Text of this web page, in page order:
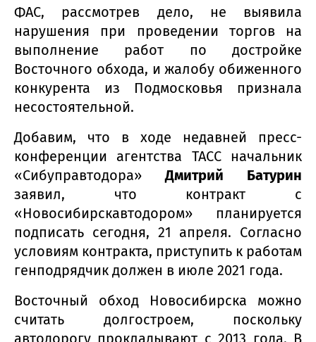
ФАС, рассмотрев дело, не выявила
нарушения при проведении торгов на
выполнение работ по достройке
Восточного обхода, и жалобу обиженного
конкурента из Подмосковья признала
несостоятельной.
Добавим, что в ходе недавней пресс-
конференции агентства ТАСС начальник
«Сибуправтодора»Дмитрий Батурин
заявил, что контракт с
«Новосибирскавтодором» планируется
подписать сегодня, 21 апреля. Согласно
условиям контракта, приступить к работам
генподрядчик должен в июле 2021 года.
Восточный обход Новосибирска можно
считать долгостроем, поскольку